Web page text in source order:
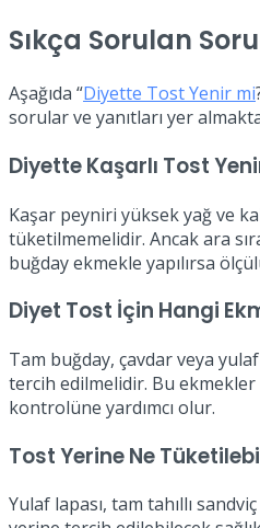
Sıkça Sorulan
Aşağıda “Diyette Tost Yenir mi
sorular ve yanıtları yer
Diyette Kaşarlı Tost
Kaşar peyniri yüksek yağ ve
tüketilmemelidir. Ancak ara
buğday ekmekle yapılırsa
Diyet Tost İçin Hangi
Tam buğday, çavdar veya
tercih edilmelidir. Bu
kontrolüne yardımcı olur.
Tost Yerine Ne
Yulaf lapası, tam tahıllı